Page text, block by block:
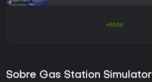
+Más
Sobre Gas Station Simulator